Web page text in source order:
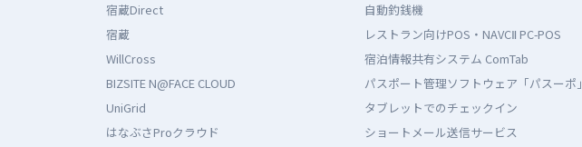
宿蔵Direct
宿蔵
WillCross
BIZSITE N@FACE CLOUD
UniGrid
はなぶさProクラウド
自動釣銭機
レストラン向けPOS・NAVCⅡ PC-POS
宿泊情報共有システム ComTab
パスポート管理ソフトウェア「パスーポ」
タブレットでのチェックイン
ショートメール送信サービス